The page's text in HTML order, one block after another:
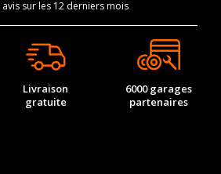
avis sur les 12 derniers mois
Livraison
gratuite
6000 garages
partenaires